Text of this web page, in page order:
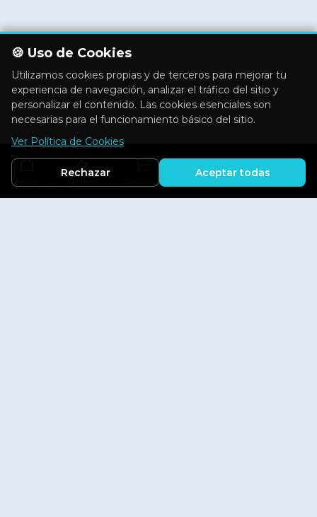
Recursos
🍪 Uso de Cookies
Utilizamos cookies propias y de terceros para mejorar tu
experiencia de navegación, analizar el tráfico del sitio y
personalizar el contenido. Las cookies esenciales son
necesarias para el funcionamiento básico del sitio.
Ver Política de Cookies
Rechazar Aceptar todas